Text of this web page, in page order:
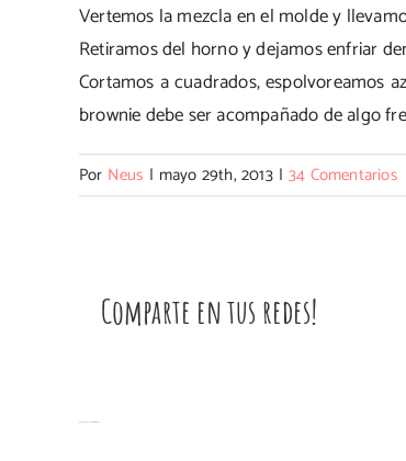
Vertemos la mezcla en el molde y
Retiramos del horno y dejamos enfriar
Cortamos a cuadrados, espolvoreamos
brownie debe ser acompañado de algo
Por Neus | mayo 29th, 2013 | 34 Comentarios
Comparte en tus redes!